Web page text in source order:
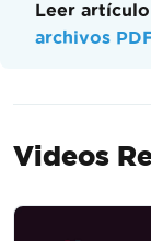
Leer
archivos
Videos